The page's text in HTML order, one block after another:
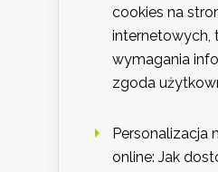
cookies na
internetowych,
wymagania
zgoda
Personalizacja
online: Jak